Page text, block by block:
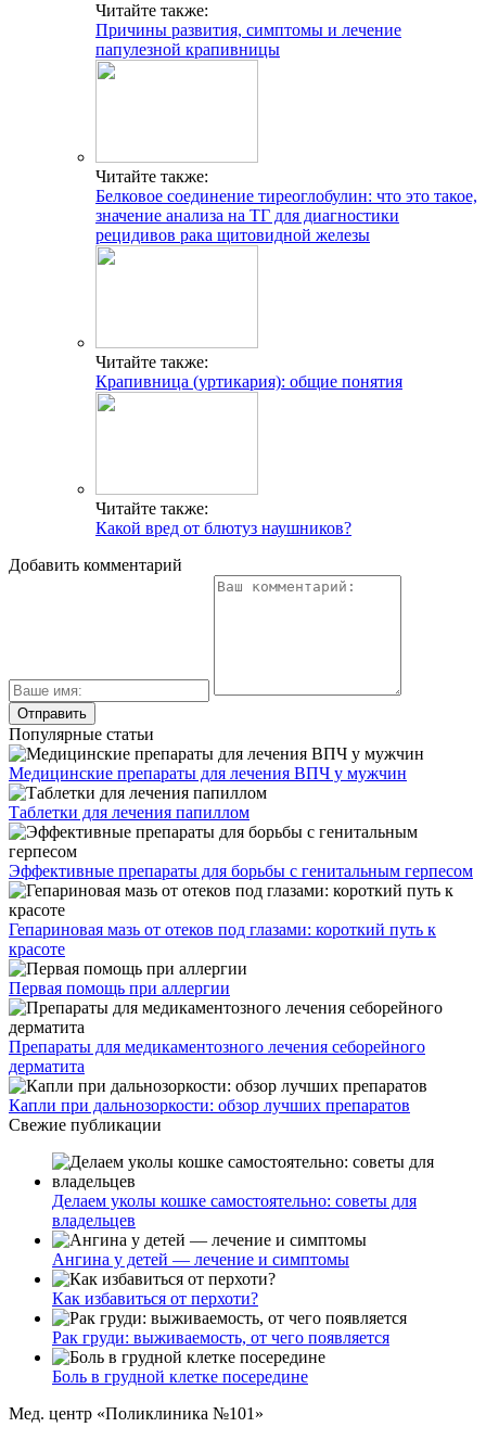
Читайте также:
Причины развития, симптомы и лечение
папулезной крапивницы
Читайте также:
Белковое соединение тиреоглобулин: что это такое,
значение анализа на ТГ для диагностики
рецидивов рака щитовидной железы
Читайте также:
Крапивница (уртикария): общие понятия
Читайте также:
Какой вред от блютуз наушников?
Добавить комментарий
Популярные статьи
Медицинские препараты для лечения ВПЧ у мужчин
Таблетки для лечения папиллом
Эффективные препараты для борьбы с генитальным герпесом
Гепариновая мазь от отеков под глазами: короткий путь к
красоте
Первая помощь при аллергии
Препараты для медикаментозного лечения себорейного
дерматита
Капли при дальнозоркости: обзор лучших препаратов
Свежие публикации
Делаем уколы кошке самостоятельно: советы для
владельцев
Ангина у детей — лечение и симптомы
Как избавиться от перхоти?
Рак груди: выживаемость, от чего появляется
Боль в грудной клетке посередине
Мед. центр «Поликлиника №101»